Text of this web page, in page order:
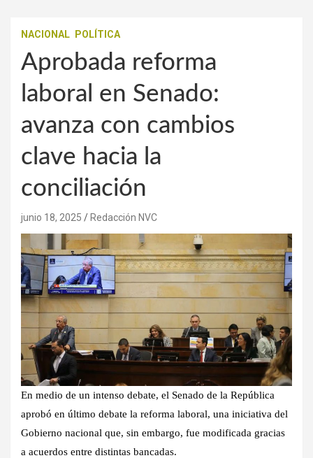
NACIONAL POLÍTICA
Aprobada reforma
laboral en Senado:
avanza con cambios
clave hacia la
conciliación
junio 18, 2025 Redacción NVC
En medio de un intenso debate, el Senado de la República
aprobó en último debate la reforma laboral, una iniciativa del
Gobierno nacional que, sin embargo, fue modificada gracias
a acuerdos entre distintas bancadas.